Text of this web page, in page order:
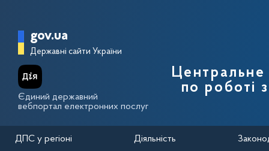
Головна сторінка Державної
gov.ua
Державні сайти України
Єдиний державний
вебпортал електронних послуг
Центральне
по роботі
ДПС у регіоні Діяльність